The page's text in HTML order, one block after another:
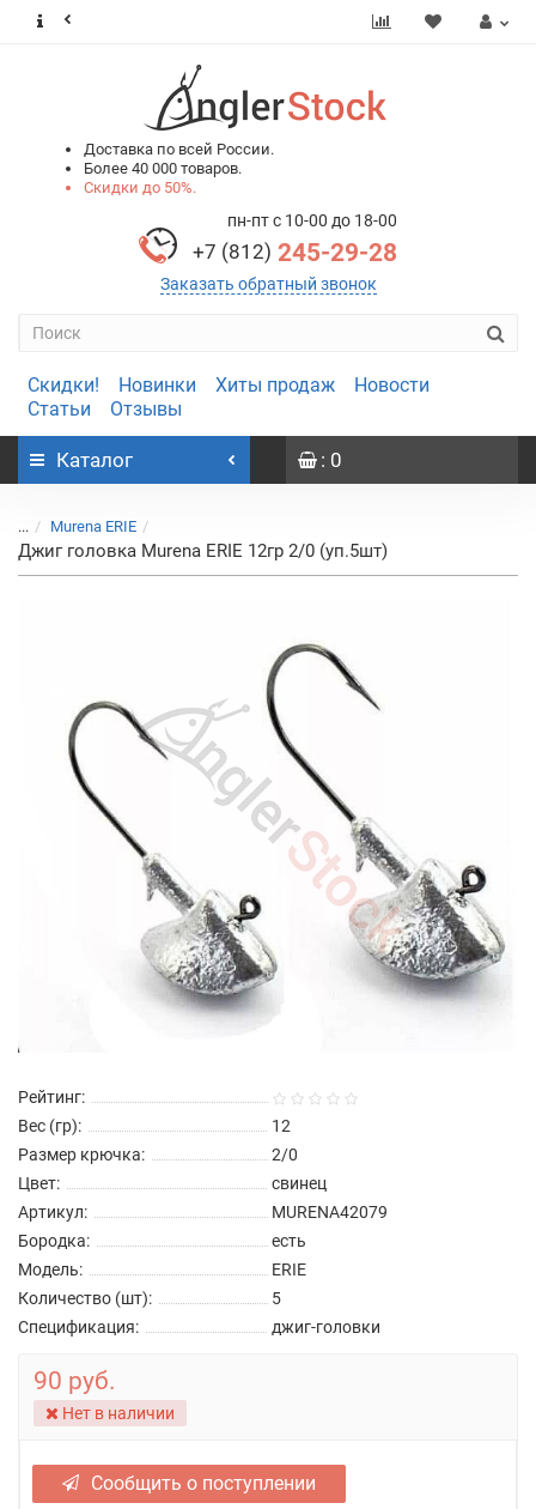
Доставка по всей России.
Более 40 000 товаров.
Скидки до 50%.
пн-пт с 10-00 до 18-00
+7 (812) 245-29-28
Заказать обратный звонок
Скидки! Новинки Хиты продаж
Новости
Статьи
Отзывы
Каталог : 0
... Murena ERIE
Джиг головка Murena ERIE 12гр 2/0 (уп.5шт)
Рейтинг:
Вес (гр):
12
Размер крючка:
2/0
Цвет:
свинец
Артикул:
MURENA42079
Бородка:
есть
Модель:
ERIE
Количество (шт):
5
Спецификация:
джиг-головки
90 руб.
Нет в наличии
Сообщить о поступлении